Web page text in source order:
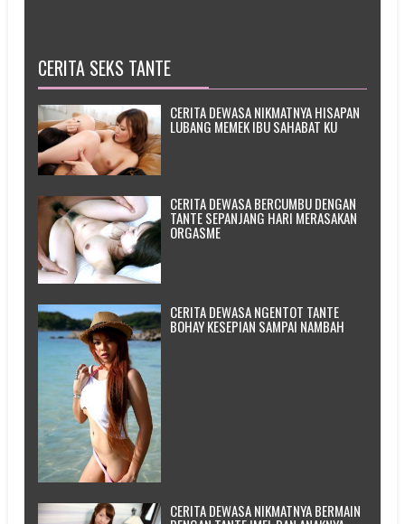
CERITA SEKS TANTE
CERITA DEWASA NIKMATNYA HISAPAN
LUBANG MEMEK IBU SAHABAT KU
CERITA DEWASA BERCUMBU DENGAN
TANTE SEPANJANG HARI MERASAKAN
ORGASME
CERITA DEWASA NGENTOT TANTE
BOHAY KESEPIAN SAMPAI NAMBAH
CERITA DEWASA NIKMATNYA BERMAIN